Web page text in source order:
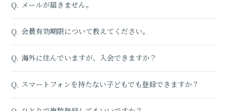
Q. メールが届きません。
Q. 会員有効期限について教えてください。
Q. 海外に住んでいますが、入会できますか？
Q. スマートフォンを持たない子どもでも登録できますか？